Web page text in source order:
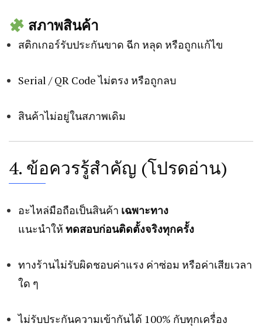
สภาพสินค้า
สติกเกอร์รับประกันขาด ฉีก หลุด หรือถูกแก้ไข
Serial / QR Code ไม่ตรง หรือถูกลบ
สินค้าไม่อยู่ในสภาพเดิม
4. ข้อควรรู้สำคัญ (โปรดอ่าน)
อะไหล่มือถือเป็นสินค้า เฉพาะทาง
แนะนำให้ทดสอบก่อนติดตั้งจริงทุกครั้ง
ทางร้านไม่รับผิดชอบค่าแรง ค่าซ่อม หรือค่าเสียเวลา
ใด ๆ
ไม่รับประกันความเข้ากันได้ 100% กับทุกเครื่อง